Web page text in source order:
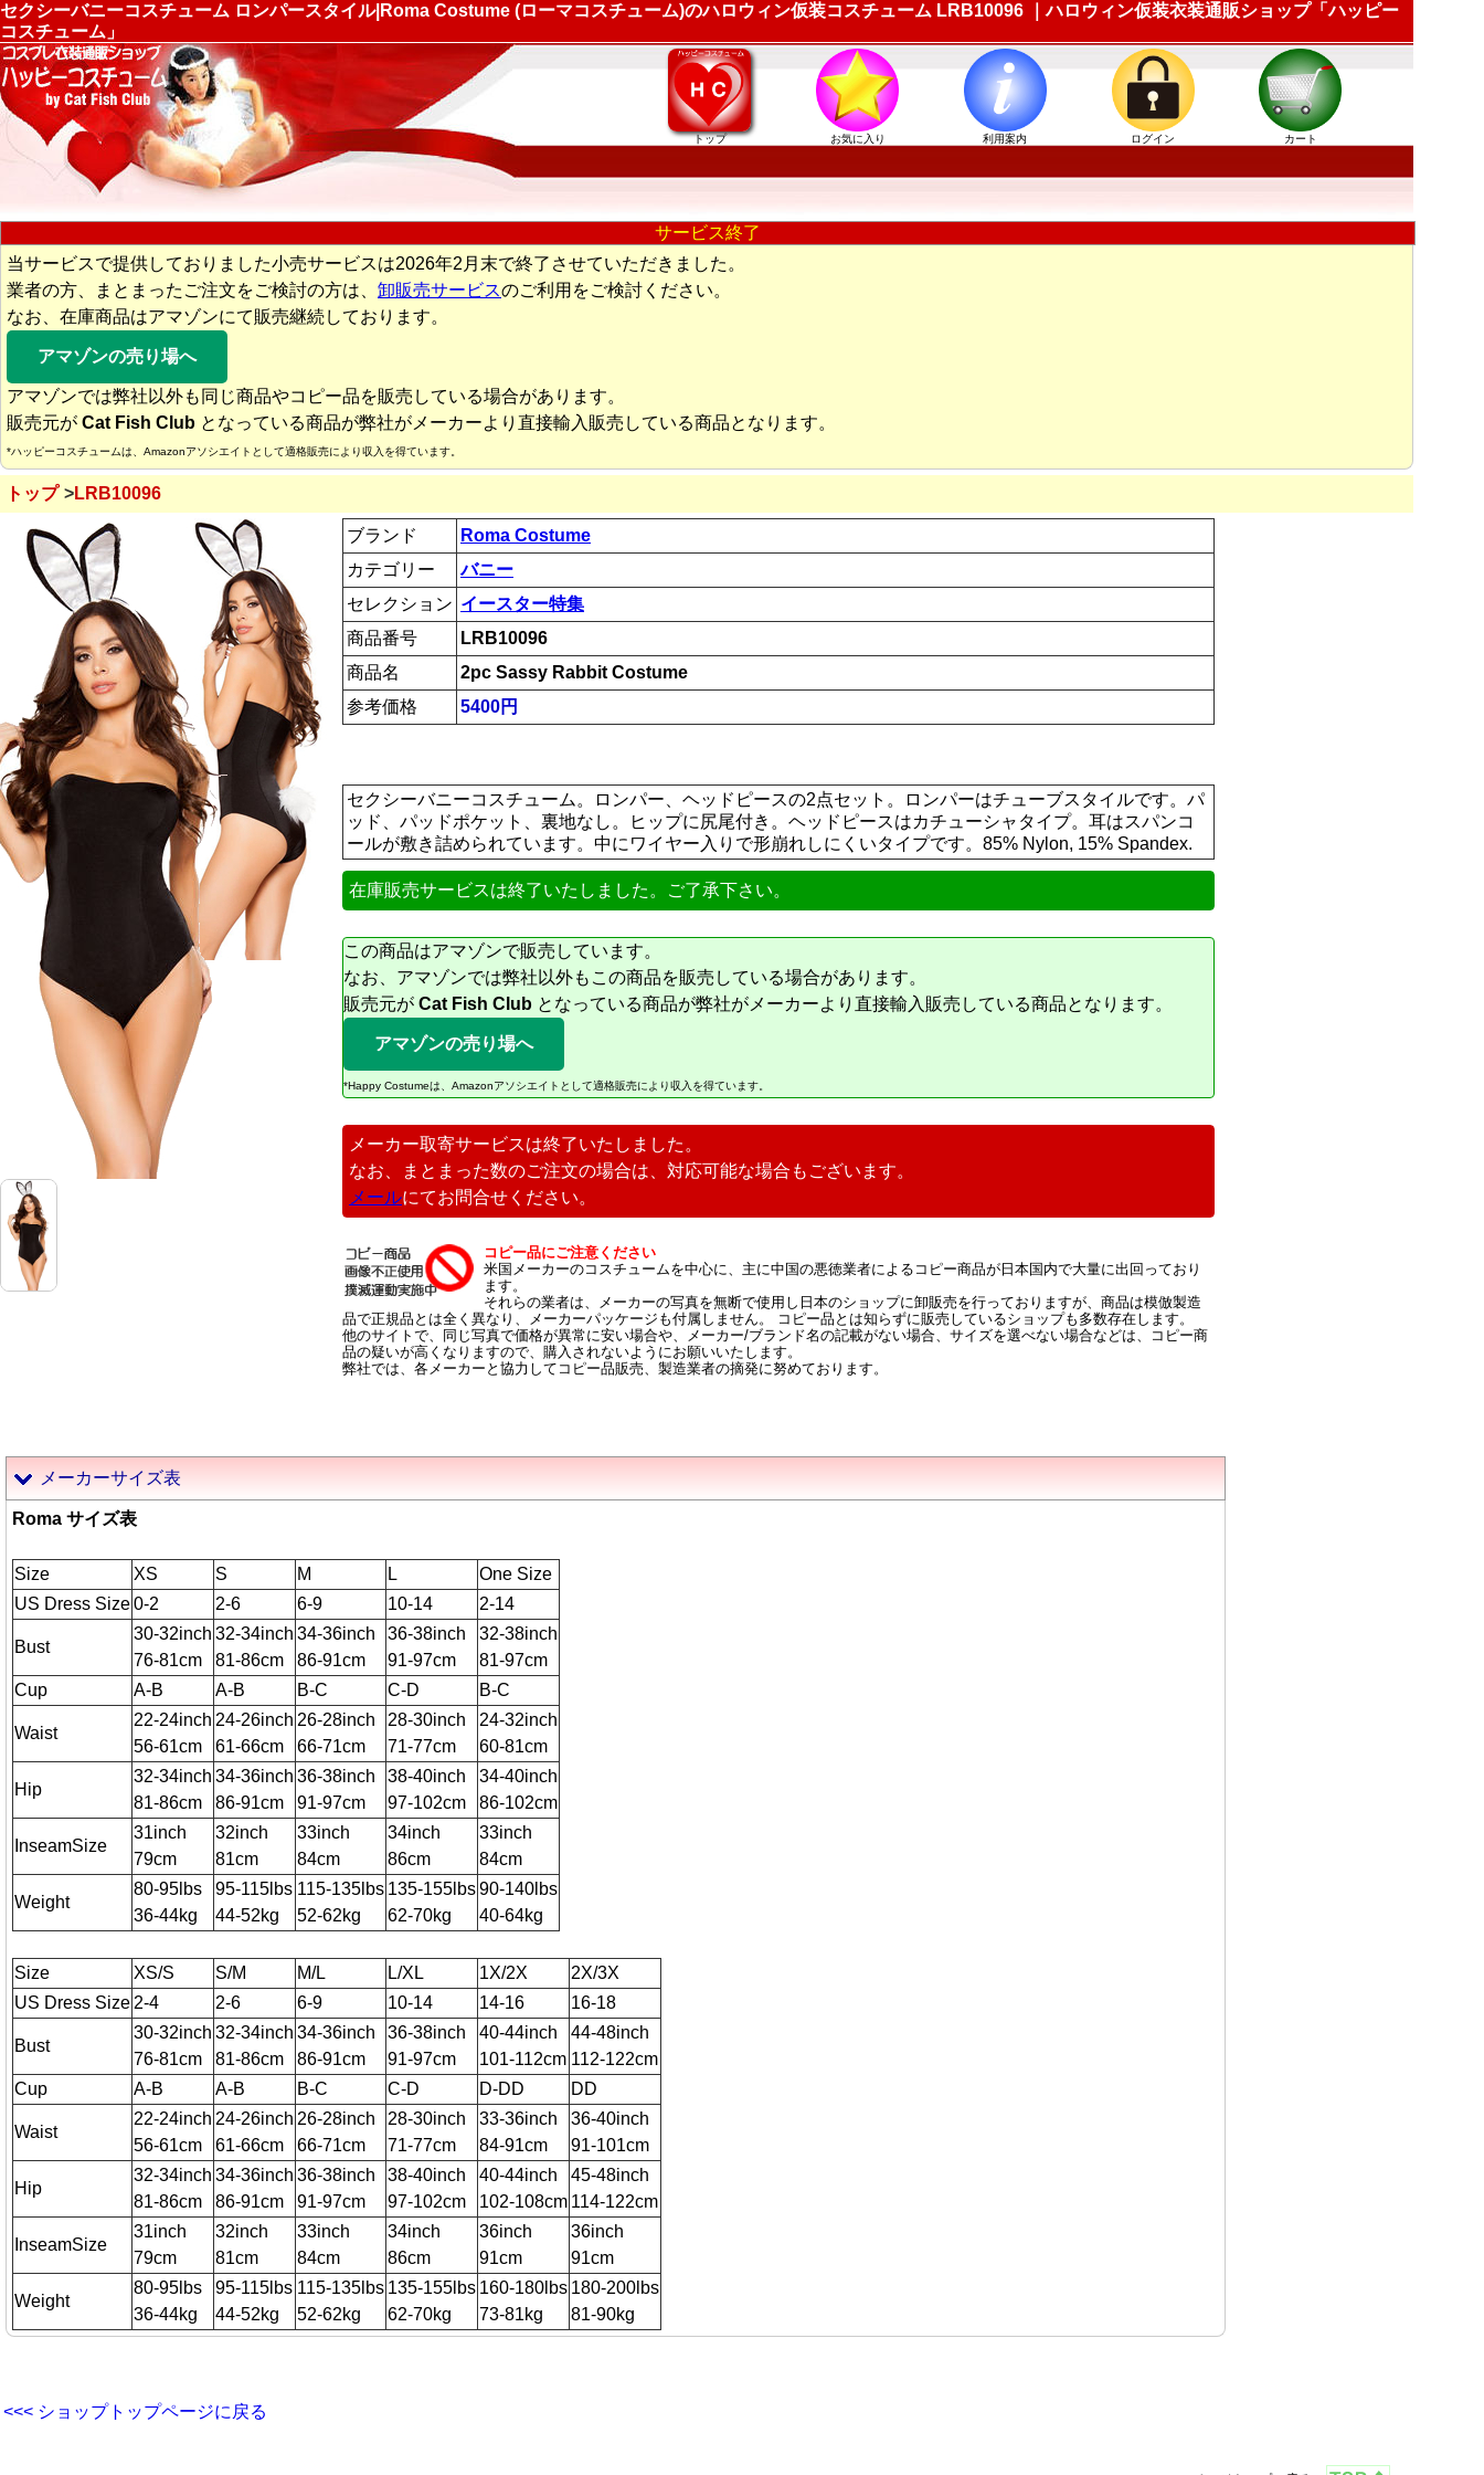
セクシーバニーコスチューム ロンパースタイル|Roma Costume (ローマコスチューム)のハロウィン仮装コスチューム LRB10096 ｜ハロウィン仮装衣装通販ショップ「ハッピー
コスチューム」
トップ お気に入り 利用案内 ログイン カート
サービス終了
当サービスで提供しておりました小売サービスは2026年2月末で終了させていただきました。
業者の方、まとまったご注文をご検討の方は、 卸販売サービスのご利用をご検討ください。
なお、在庫商品はアマゾンにて販売継続しております。
アマゾンの売り場へ
アマゾンでは弊社以外も同じ商品やコピー品を販売している場合があります。
販売元が Cat Fish Club となっている商品が弊社がメーカーより直接輸入販売している商品となります。
*ハッピーコスチュームは、Amazonアソシエイトとして適格販売により収入を得ています。
トップ LRB10096
ブランド
Roma Costume
カテゴリー
バニー
セレクション イースター特集
商品番号
LRB10096
商品名
2pc Sassy Rabbit Costume
参考価格
5400円
セクシーバニーコスチューム。ロンパー、ヘッドピースの2点セット。ロンパーはチューブスタイルです。パ
ッド、パッドポケット、裏地なし。ヒップに尻尾付き。ヘッドピースはカチューシャタイプ。耳はスパンコ
ールが敷き詰められています。中にワイヤー入りで形崩れしにくいタイプです。85% Nylon, 15% Spandex.
在庫販売サービスは終了いたしました。ご了承下さい。
この商品はアマゾンで販売しています。
なお、アマゾンでは弊社以外もこの商品を販売している場合があります。
販売元が Cat Fish Club となっている商品が弊社がメーカーより直接輸入販売している商品となります。
アマゾンの売り場へ
*Happy Costumeは、Amazonアソシエイトとして適格販売により収入を得ています。
メーカー取寄サービスは終了いたしました。
なお、まとまった数のご注文の場合は、対応可能な場合もございます。
メールにてお問合せください。
コピー品にご注意ください
米国メーカーのコスチュームを中心に、主に中国の悪徳業者によるコピー商品が日本国内で大量に出回っており
ます。
それらの業者は、メーカーの写真を無断で使用し日本のショップに卸販売を行っておりますが、商品は模倣製造
品で正規品とは全く異なり、メーカーパッケージも付属しません。 コピー品とは知らずに販売しているショップも多数存在します。
他のサイトで、同じ写真で価格が異常に安い場合や、メーカー/ブランド名の記載がない場合、サイズを選べない場合などは、コピー商
品の疑いが高くなりますので、購入されないようにお願いいたします。
弊社では、各メーカーと協力してコピー品販売、製造業者の摘発に努めております。
メーカーサイズ表
Roma サイズ表
Size XS S M L
One Size
US Dress Size0-2 2-6 6-9 10-14 2-14
Bust
30-32inch
76-81cm
32-34inch
81-86cm
34-36inch
86-91cm
36-38inch
91-97cm
32-38inch
81-97cm
Cup
A-B A-B B-C C-D B-C
Waist
22-24inch
56-61cm
24-26inch
61-66cm
26-28inch
66-71cm
28-30inch
71-77cm
24-32inch
60-81cm
Hip
32-34inch
81-86cm
34-36inch
86-91cm
36-38inch
91-97cm
38-40inch
97-102cm
34-40inch
86-102cm
InseamSize
31inch
79cm
32inch
81cm
33inch
84cm
34inch
86cm
33inch
84cm
Weight
80-95lbs
36-44kg
95-115lbs
44-52kg
115-135lbs
52-62kg
135-155lbs
62-70kg
90-140lbs
40-64kg
Size XS/S S/M M/L L/XL 1X/2X
2X/3X
US Dress Size 2-4 2-6 6-9 10-14 14-16 16-18
Bust
30-32inch
76-81cm
32-34inch
81-86cm
34-36inch
86-91cm
36-38inch
91-97cm
40-44inch
101-112cm
44-48inch
112-122cm
Cup
A-B A-B B-C C-D D-DD DD
Waist
22-24inch
56-61cm
24-26inch
61-66cm
26-28inch
66-71cm
28-30inch
71-77cm
33-36inch
84-91cm
36-40inch
91-101cm
Hip
32-34inch
81-86cm
34-36inch
86-91cm
36-38inch
91-97cm
38-40inch
97-102cm
40-44inch
102-108cm
45-48inch
114-122cm
InseamSize
31inch
79cm
32inch
81cm
33inch
84cm
34inch
86cm
36inch
91cm
36inch
91cm
Weight
80-95lbs
36-44kg
95-115lbs
44-52kg
115-135lbs
52-62kg
135-155lbs
62-70kg
160-180lbs
73-81kg
180-200lbs
81-90kg
<<< ショップトップページに戻る